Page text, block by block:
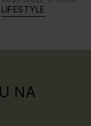
swoje siły:
LIFESTYLE
NA